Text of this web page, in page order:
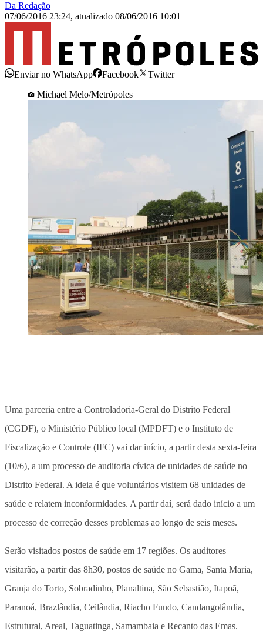
Da Redação
07/06/2016 23:24, atualizado 08/06/2016 10:01
Enviar no WhatsApp Facebook
Twitter
Michael Melo/Metrópoles
Uma parceria entre a Controladoria-Geral do Distrito Federal
(CGDF), o Ministério Público local (MPDFT) e o Instituto de
Fiscalização e Controle (IFC) vai dar início, a partir desta sexta-feira
(10/6), a um processo de auditoria cívica de unidades de saúde no
Distrito Federal. A ideia é que voluntários visitem 68 unidades de
saúde e relatem inconformidades. A partir daí, será dado início a um
processo de correção desses problemas ao longo de seis meses.
Serão visitados postos de saúde em 17 regiões. Os auditores
visitarão, a partir das 8h30, postos de saúde no Gama, Santa Maria,
Granja do Torto, Sobradinho, Planaltina, São Sebastião, Itapoã,
Paranoá, Brazlândia, Ceilândia, Riacho Fundo, Candangolândia,
Estrutural, Areal, Taguatinga, Samambaia e Recanto das Emas.